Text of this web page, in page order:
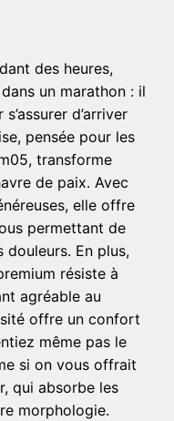
des heures,
un marathon : il
d’arriver
pensée pour les
transforme
de paix. Avec
elle offre
permettant de
douleurs. En plus,
résiste à
agréable au
offre un confort
même pas le
si on vous offrait
qui absorbe les
morphologie.